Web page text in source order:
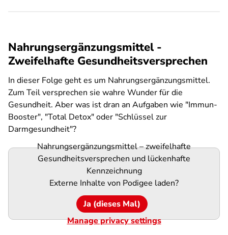
Nahrungsergänzungsmittel -
Zweifelhafte Gesundheitsversprechen
In dieser Folge geht es um Nahrungsergänzungsmittel.
Zum Teil versprechen sie wahre Wunder für die
Gesundheit. Aber was ist dran an Aufgaben wie "Immun-
Booster", "Total Detox" oder "Schlüssel zur
Darmgesundheit"?
Podigee-
Nahrungsergänzungsmittel – zweifelhafte
Gesundheitsversprechen und lückenhafte
Kennzeichnung
Externe Inhalte von Podigee laden?
Ja (dieses Mal)
Manage privacy settings